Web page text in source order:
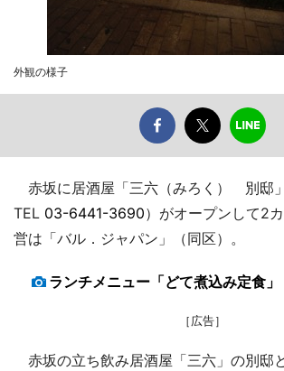
外観の様子
赤坂に居酒屋「三六（みろく） 別邸」
TEL 03-6441-3690）がオープンして2
営は「バル．ジャパン」（同区）。
ランチメニュー「どて煮込み定食」
［広告］
赤坂の立ち飲み居酒屋「三六」の別邸